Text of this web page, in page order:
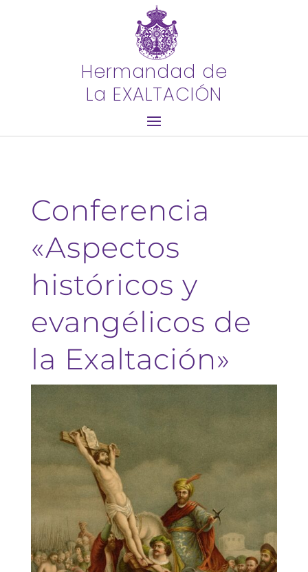
Hermandad de
La EXALTACIÓN
Conferencia
«Aspectos
históricos y
evangélicos de
la Exaltación»